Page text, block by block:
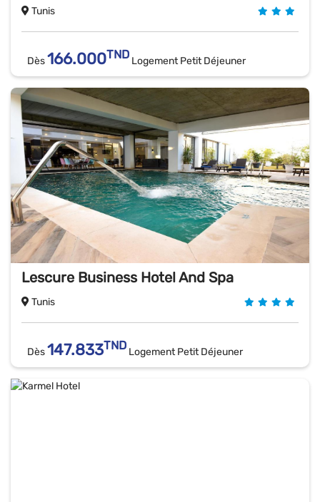
Tunis
Dès166.000TND Logement Petit Déjeuner
Lescure Business Hotel And Spa
Tunis
Dès147.833TND Logement Petit Déjeuner